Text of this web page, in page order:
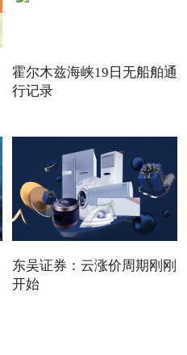
霍尔木兹海峡19日无船舶通
行记录
东吴证券：云涨价周期刚刚
开始